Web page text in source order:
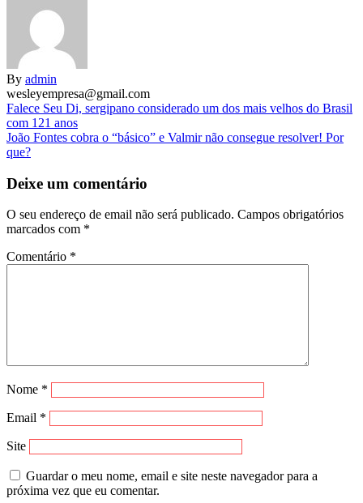
By admin
wesleyempresa@gmail.com
Navegação
de
artigos
Falece Seu Di, sergipano considerado um dos mais velhos do Brasil
com 121 anos
João Fontes cobra o “básico” e Valmir não consegue resolver! Por
que?
Deixe um comentário
O seu endereço de email não será publicado. Campos obrigatórios
marcados com *
Comentário *
Nome *
Email *
Site
Guardar o meu nome, email e site neste navegador para a
próxima vez que eu comentar.